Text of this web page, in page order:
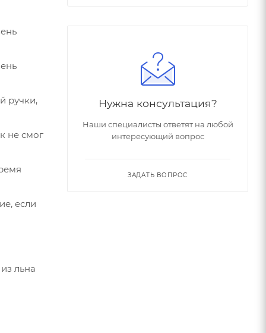
ручки,
не смог
если
льна
Нужна консультация?
Наши специалисты ответят на любой
интересующий вопрос
ЗАДАТЬ ВОПРОС